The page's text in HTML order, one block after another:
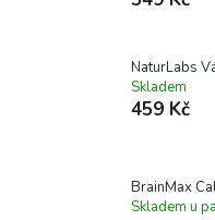
NaturLabs
Skladem
459 Kč
BrainMax
Skladem u